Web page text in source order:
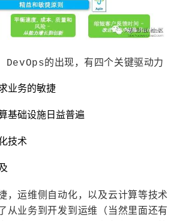
DevOps的出现，有四个关键驱动力
业务的敏捷
基础设施日益普遍
技术
，运维侧自动化，以及云计算等技术
从业务到开发到运维（当然里面还有